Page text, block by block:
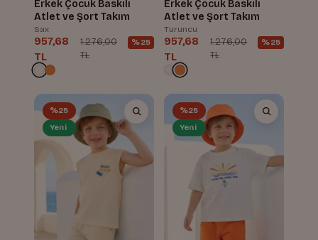
Erkek Çocuk Baskılı
Atlet ve Şort Takım
Sax
957,68
TL
1.276,00
TL
%25
Erkek Çocuk Baskılı
Atlet ve Şort Takım
Turuncu
957,68
TL
1.276,00
TL
%25
%25
Yeni
%25
Yeni